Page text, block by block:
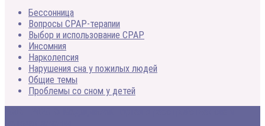
Бессонница
Вопросы CPAP-терапии
Выбор и использование CPAP
Инсомния
Нарколепсия
Нарушения сна у пожилых людей
Общие темы
Проблемы со сном у детей